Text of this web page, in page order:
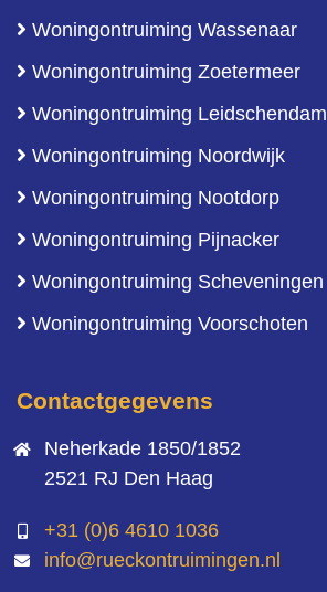
Woningontruiming Wassenaar
Woningontruiming Zoetermeer
Woningontruiming Leidschendam
Woningontruiming Noordwijk
Woningontruiming Nootdorp
Woningontruiming Pijnacker
Woningontruiming Scheveningen
Woningontruiming Voorschoten
Contactgegevens
Neherkade 1850/1852
2521 RJ Den Haag
+31 (0)6 4610 1036
info@rueckontruimingen.nl